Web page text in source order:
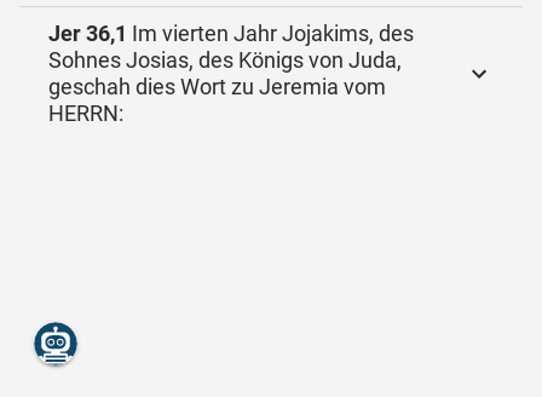
Jer 36,1 Im vierten Jahr Jojakims, des
Sohnes Josias, des Königs von Juda,
geschah dies Wort zu Jeremia vom
HERRN: